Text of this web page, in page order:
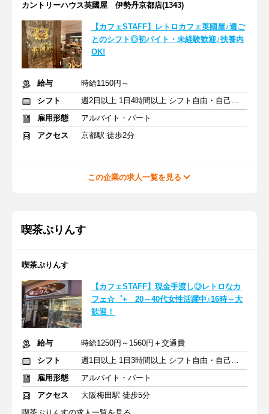
カントリーハウス英國屋 伊勢丹京都店(1343)
【カフェSTAFF】レトロカフェ英國屋♪週ご
とのシフト◎初バイト・未経験歓迎♪扶養内
OK!
給与
時給1150円～
シフト
週2日以上 1日4時間以上 シフト自由・自己申告
雇用形態
アルバイト・パート
アクセス
京都駅 徒歩2分
この企業の求人一覧を見る
喫茶ぷりんす
喫茶ぷりんす
【カフェSTAFF】現金手渡し◎レトロなカ
フェ☆゜+ 20～40代女性活躍中♪16時～大
歓迎！
給与
時給1250円～1560円＋交通費
シフト
週1日以上 1日3時間以上 シフト自由・自己申告
雇用形態
アルバイト・パート
アクセス
大阪梅田駅 徒歩5分